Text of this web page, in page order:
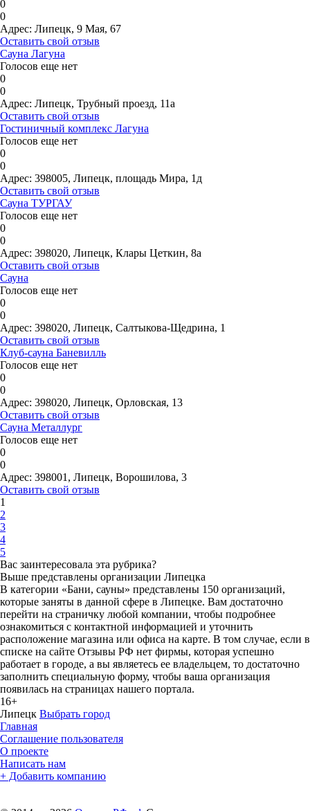
0
0
Адрес: Липецк, 9 Мая, 67
Оставить свой отзыв
Сауна Лагуна
Голосов еще нет
0
0
Адрес: Липецк, Трубный проезд, 11а
Оставить свой отзыв
Гостиничный комплекс Лагуна
Голосов еще нет
0
0
Адрес: 398005, Липецк, площадь Мира, 1д
Оставить свой отзыв
Сауна ТУРГАУ
Голосов еще нет
0
0
Адрес: 398020, Липецк, Клары Цеткин, 8а
Оставить свой отзыв
Сауна
Голосов еще нет
0
0
Адрес: 398020, Липецк, Салтыкова-Щедрина, 1
Оставить свой отзыв
Клуб-сауна Баневилль
Голосов еще нет
0
0
Адрес: 398020, Липецк, Орловская, 13
Оставить свой отзыв
Сауна Металлург
Голосов еще нет
0
0
Адрес: 398001, Липецк, Ворошилова, 3
Оставить свой отзыв
1
2
3
4
5
Вас заинтересовала эта рубрика?
Выше представлены организации Липецка
В категории «Бани, сауны» представлены 150 организаций,
которые заняты в данной сфере в Липецке. Вам достаточно
перейти на страничку любой компании, чтобы подробнее
ознакомиться с контактной информацией и уточнить
расположение магазина или офиса на карте. В том случае, если в
списке на сайте Отзывы РФ нет фирмы, которая успешно
работает в городе, а вы являетесь ее владельцем, то достаточно
заполнить специальную форму, чтобы ваша организация
появилась на страницах нашего портала.
16+
Липецк Выбрать город
Главная
Соглашение пользователя
О проекте
Написать нам
+ Добавить компанию